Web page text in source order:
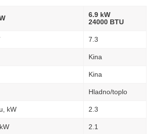
6.9 kW
24000 BTU
7.3
Kina
Kina
Hladno/toplo
kW 2.3
2.1